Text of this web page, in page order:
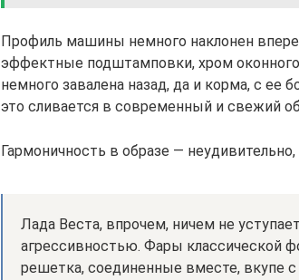
Профиль машины немного наклонен
эффектные подштамповки, хром
немного завалена назад, да и корма, с ее
это сливается в современный и свежий
Гармоничность в образе —
Лада Веста, впрочем, ничем не
агрессивностью. Фары классической
решетка, соединенные вместе, вкупе